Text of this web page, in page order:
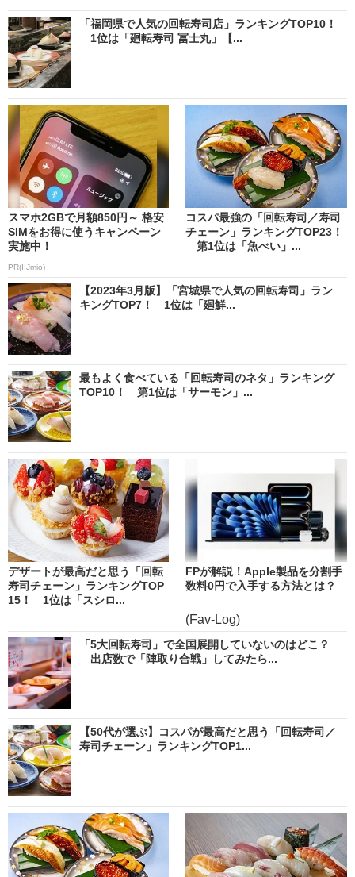
「福岡県で人気の回転寿司店」ランキングTOP10！
1位は「廻転寿司 冨士丸」【...
スマホ2GBで月額850円～ 格安
SIMをお得に使うキャンペーン
実施中！
PR(IIJmio)
コスパ最強の「回転寿司／寿司
チェーン」ランキングTOP23！
第1位は「魚べい」...
【2023年3月版】「宮城県で人気の回転寿司」ラン
キングTOP7！ 1位は「廻鮮...
最もよく食べている「回転寿司のネタ」ランキング
TOP10！ 第1位は「サーモン」...
デザートが最高だと思う「回転
寿司チェーン」ランキングTOP
15！ 1位は「スシロ...
FPが解説！Apple製品を分割手
数料0円で入手する方法とは？
(Fav-Log)
「5大回転寿司」で全国展開していないのはどこ？
出店数で「陣取り合戦」してみたら...
【50代が選ぶ】コスパが最高だと思う「回転寿司／
寿司チェーン」ランキングTOP1...